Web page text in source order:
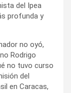
del Ipea
profunda y
no oyó,
Rodrigo
no tuvo curso
del
en Caracas,